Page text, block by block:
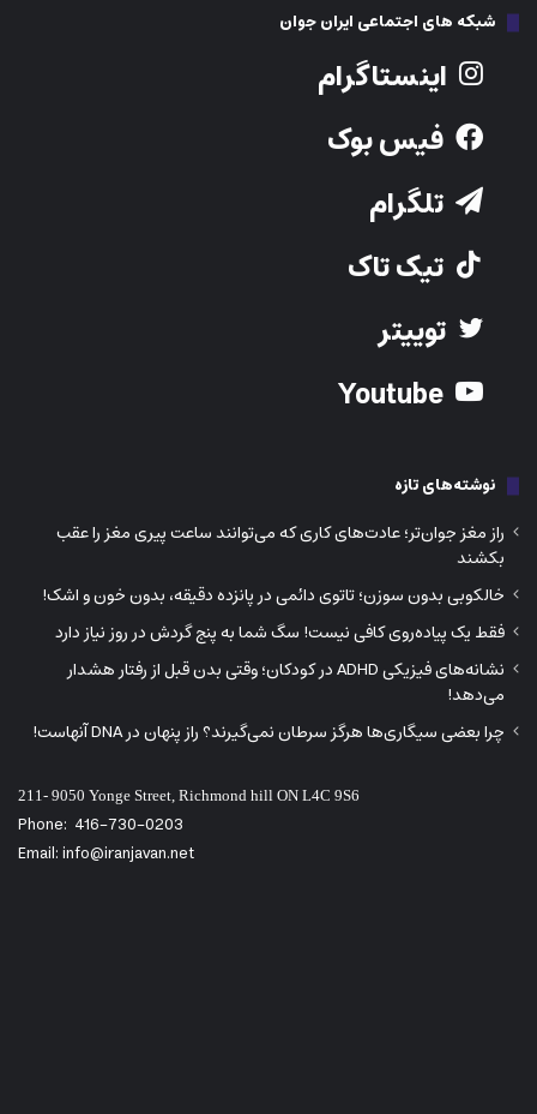
شبکه های اجتماعی ایران جوان
اینستاگرام
فیس بوک
تلگرام
تیک تاک
توییتر
نوشته‌های تازه
راز مغز جوان‌تر؛ عادت‌های کاری که می‌توانند ساعت پیری مغز را عقب
بکشند
خالکوبی بدون سوزن؛ تاتوی دائمی در پانزده دقیقه، بدون خون و اشک!
فقط یک پیاده‌روی کافی نیست! سگ شما به پنج گردش در روز نیاز دارد
نشانه‌های فیزیکی ADHD در کودکان؛ وقتی بدن قبل از رفتار هشدار
می‌دهد!
چرا بعضی سیگاری‌ها هرگز سرطان نمی‌گیرند؟ راز پنهان در DNA آنهاست!
211- 9050 Yonge Street, Richmond hill ON L4C 9S6
Phone: 416-730-0203
Email: info@iranjavan.net